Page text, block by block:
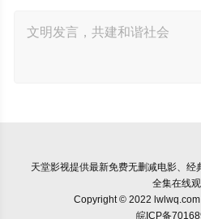
天堂影视提供最新免费无删减电影、经
全集在线
Copyright © 2022
皖ICP备